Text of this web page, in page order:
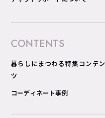
CONTENTS
暮らしにまつわる特集コンテン
ツ
コーディネート事例